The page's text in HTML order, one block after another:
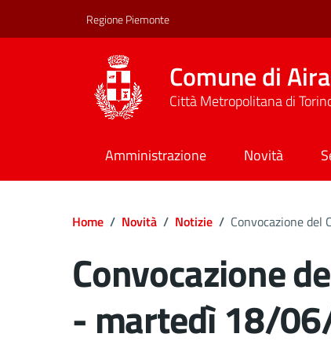
Regione Piemonte
Comune di
Città Metropolitana di
Amministrazione Novità
Home / Novità / Notizie / Convocazione
Convocazione
- martedì 18/